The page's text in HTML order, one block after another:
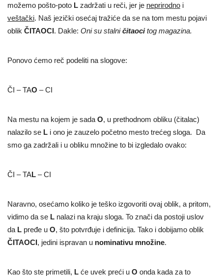
možemo pošto-poto L zadržati u reči, jer je neprirodno i
veštački. Naš jezički osećaj tražiće da se na tom mestu pojavi
oblik ČITAOCI. Dakle: Oni su stalničitaocitog magazina.
Ponovo ćemo reč podeliti na slogove:
ČI – TAO – CI
Na mestu na kojem je sada O, u prethodnom obliku (čitalac)
nalazilo se L i ono je zauzelo početno mesto trećeg sloga. Da
smo ga zadržali i u obliku množine to bi izgledalo ovako:
ČI – TAL – CI
Naravno, osećamo koliko je teško izgovoriti ovaj oblik, a pritom,
vidimo da se L nalazi na kraju sloga. To znači da postoji uslov
da L pređe u O, što potvrđuje i definicija. Tako i dobijamo oblik
ČITAOCI, jedini ispravan u nominativu množine.
Kao što ste primetili, L će uvek preći u O onda kada za to